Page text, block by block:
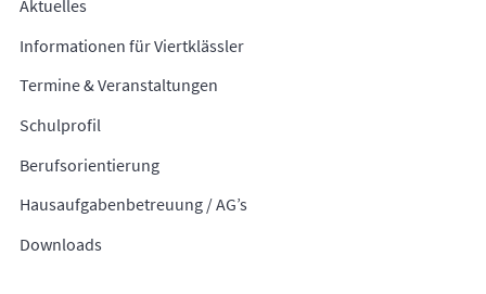
Aktuelles
Informationen für Viertklässler
Termine & Veranstaltungen
Schulprofil
Berufsorientierung
Hausaufgabenbetreuung / AG’s
Downloads